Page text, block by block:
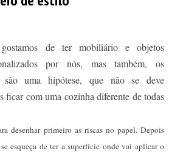
de ter mobiliário e objetos
por nós, mas também, os
são uma hipótese, que não se deve
ficar com uma cozinha diferente de todas
desenhar primeiro as riscas no papel. Depois
esqueça de ter a superfície onde vai aplicar o